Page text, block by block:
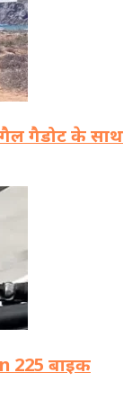
गैल गैडोट के साथ
225 बाइक